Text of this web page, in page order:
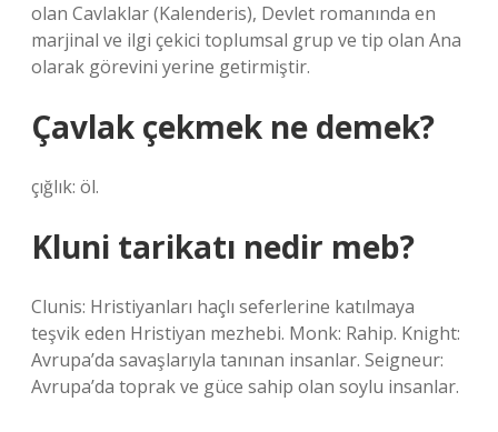
olan Cavlaklar (Kalenderis), Devlet romanında en
marjinal ve ilgi çekici toplumsal grup ve tip olan Ana
olarak görevini yerine getirmiştir.
Çavlak çekmek ne demek?
çığlık: öl.
Kluni tarikatı nedir meb?
Clunis: Hristiyanları haçlı seferlerine katılmaya
teşvik eden Hristiyan mezhebi. Monk: Rahip. Knight:
Avrupa’da savaşlarıyla tanınan insanlar. Seigneur:
Avrupa’da toprak ve güce sahip olan soylu insanlar.